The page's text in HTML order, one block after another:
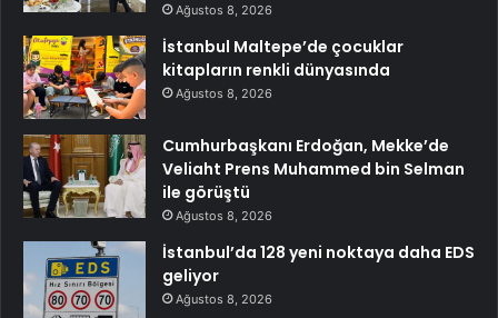
Ağustos 8, 2026
İstanbul Maltepe’de çocuklar
kitapların renkli dünyasında
Ağustos 8, 2026
Cumhurbaşkanı Erdoğan, Mekke’de
Veliaht Prens Muhammed bin Selman
ile görüştü
Ağustos 8, 2026
İstanbul’da 128 yeni noktaya daha EDS
geliyor
Ağustos 8, 2026